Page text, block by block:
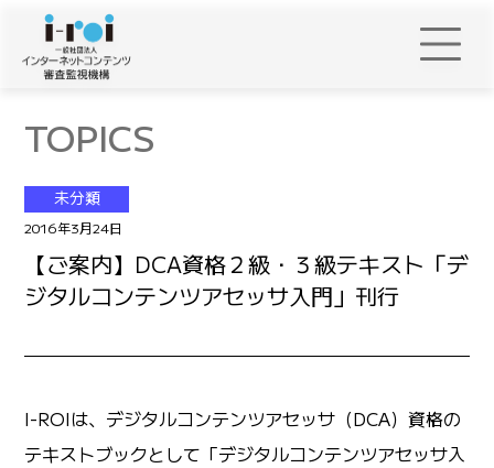
TOPICS
未分類
2016年3月24日
【ご案内】DCA資格２級・３級テキスト「デ
ジタルコンテンツアセッサ入門」刊行
I-ROIは、デジタルコンテンツアセッサ（DCA）資格の
テキストブックとして「デジタルコンテンツアセッサ入